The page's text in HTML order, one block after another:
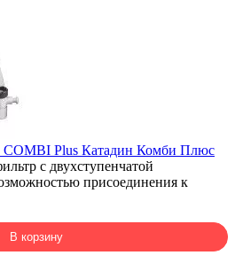
COMBI Plus Катадин Комби Плюс
с двухступенчатой
присоединения к
В корзину